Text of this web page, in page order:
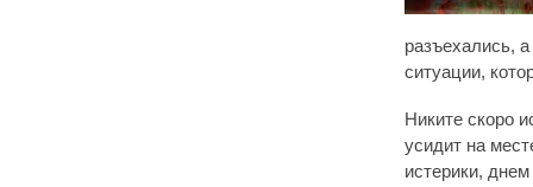
разъехались,
ситуации,
Никите скоро
усидит на
истерики,